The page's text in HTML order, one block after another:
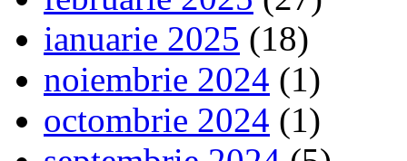
ianuarie 2025 (18)
noiembrie 2024 (1)
octombrie 2024 (1)